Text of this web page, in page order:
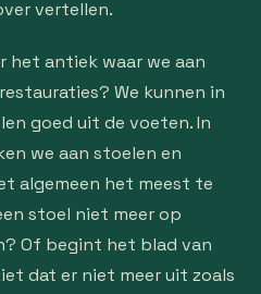
vertellen.
het antiek waar we aan
We kunnen in
goed uit de voeten. In
we aan stoelen en
algemeen het meest te
stoel niet meer op
Of begint het blad van
dat er niet meer uit zoals